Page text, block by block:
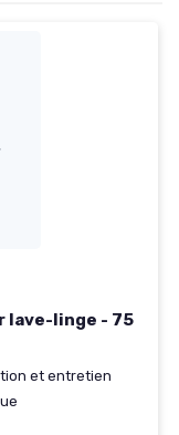
lave-linge - 75
et entretien